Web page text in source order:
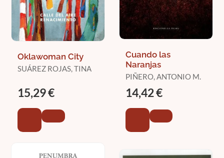
Oklawoman City
SUÁREZ ROJAS, TINA
15,29 €
Cuando las
Naranjas
PIÑERO, ANTONIO M.
14,42 €